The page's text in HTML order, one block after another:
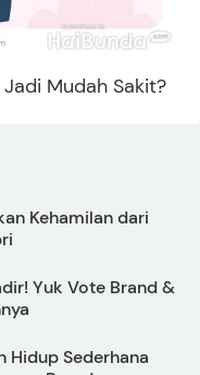
Mudah Sakit?
Kehamilan dari
Yuk Vote Brand &
Hidup Sederhana